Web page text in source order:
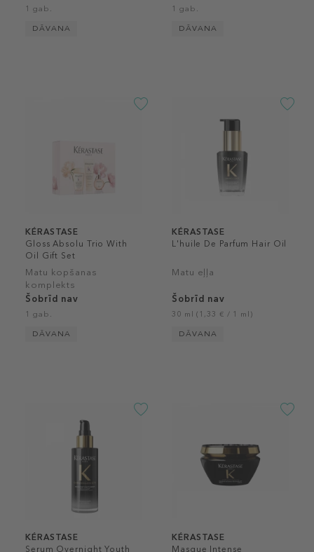
1 gab.
DĀVANA
1 gab.
DĀVANA
KÉRASTASE
Gloss Absolu Trio With
Oil Gift Set
Matu kopšanas
komplekts
Šobrīd nav
1 gab.
DĀVANA
KÉRASTASE
L'huile De Parfum Hair Oil
Matu eļļa
Šobrīd nav
30 ml (1,33 € / 1 ml)
DĀVANA
KÉRASTASE
Serum Overnight Youth
KÉRASTASE
Masque Intense